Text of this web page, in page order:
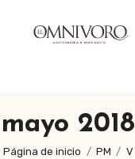
mayo 2018
Página de inicio PM V